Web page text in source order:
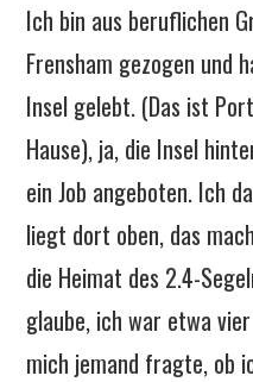
Ich bin aus beruflichen
Frensham gezogen und
Insel gelebt. (Das ist
Hause), ja, die Insel
ein Job angeboten. Ich
liegt dort oben, das
die Heimat des 2.4-
glaube, ich war etwa
mich jemand fragte, ob